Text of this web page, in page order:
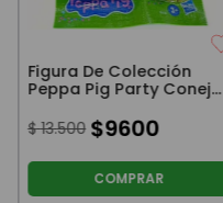
Figura De Colección
Peppa Pig Party Conejo
Con Remera Azul 8Cm
$ 13.500 $9600
COMPRAR